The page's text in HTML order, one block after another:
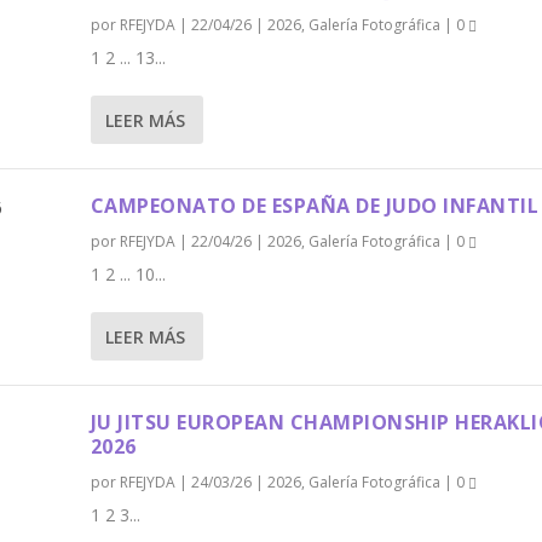
por RFEJYDA| 22/04/26| 2026, Galería Fotográfica | 0
1 2 ... 13...
LEER MÁS
CAMPEONATO DE ESPAÑA DE JUDO
por RFEJYDA| 22/04/26| 2026, Galería Fotográfica | 0
1 2 ... 10...
LEER MÁS
JU JITSU EUROPEAN CHAMPIONSHIP
2026
por RFEJYDA| 24/03/26| 2026, Galería Fotográfica | 0
1 2 3...